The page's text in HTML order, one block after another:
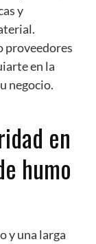
y
proveedores
en la
negocio.
en
humo
y una larga